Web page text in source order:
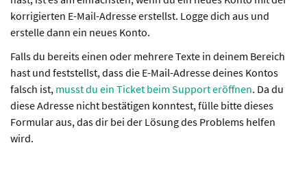
korrigierten E-Mail-Adresse erstellst. Logge dich aus und
erstelle dann ein neues Konto.
Falls du bereits einen oder mehrere Texte in deinem Bereich
hast und feststellst, dass die E-Mail-Adresse deines Kontos
falsch ist, musst du ein Ticket beim Support eröffnen. Da du
diese Adresse nicht bestätigen konntest, fülle bitte dieses
Formular aus, das dir bei der Lösung des Problems helfen
wird.